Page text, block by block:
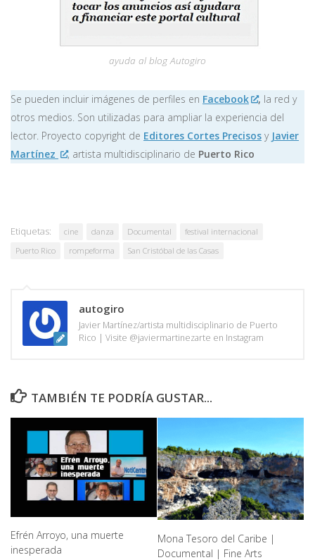
ayuda al blog Autogiro
Se pueden incluir imágenes de perfiles en Facebook , la red y
otros medios. Son utilizadas para ampliar la experiencia del
lector. Proyecto copyright de Editores Cortes Precisos y Javier
Martínez
, artista multidisciplinario de Puerto Rico
Etiquetas: cine danza Documental
festival internacional
Puerto Rico
rompeforma San Cristóbal de las Casas
autogiro
Javier Martínez/artista multidisciplinario de Puerto
Rico | Visite @javiermartinezarte en Instagram
TAMBIÉN TE PODRÍA GUSTAR...
Efrén Arroyo, una muerte
inesperada
Mona Tesoro del Caribe |
Documental | Fine Arts